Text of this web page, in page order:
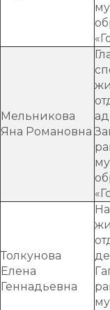
Мельникова
Яна Романовна
Толкунова
Елена
Геннадьевна